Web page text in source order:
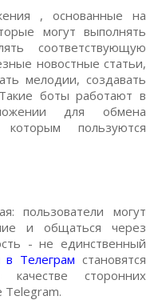
, основанные на
могут выполнять
соответствующую
новостные статьи,
мелодии, создавать
боты работают в
для обмена
пользуются
пользователи могут
и общаться через
- не единственный
в Телеграм становятся
сторонних
Telegram.